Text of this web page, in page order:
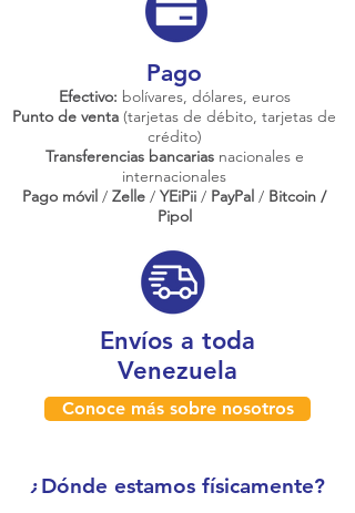
Pago
Efectivo: bolívares, dólares, euros
Punto de venta (tarjetas de débito, tarjetas de
crédito)
Transferencias bancariasnacionales e
internacionales
Pago móvil / Zelle / YEiPii / PayPal / Bitcoin /
Pipol
Envíos a toda
Venezuela
Conoce más sobre nosotros
¿Dónde estamos físicamente?